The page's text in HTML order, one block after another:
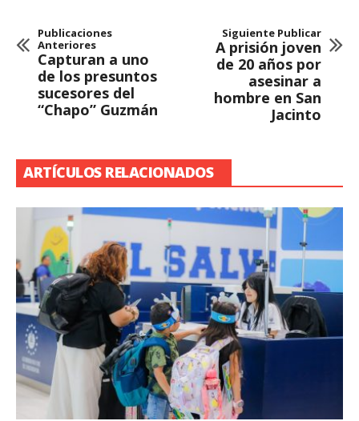
Publicaciones
Anteriores
Capturan a uno
de los presuntos
sucesores del
“Chapo” Guzmán
Siguiente Publicar
A prisión joven
de 20 años por
asesinar a
hombre en San
Jacinto
ARTÍCULOS RELACIONADOS